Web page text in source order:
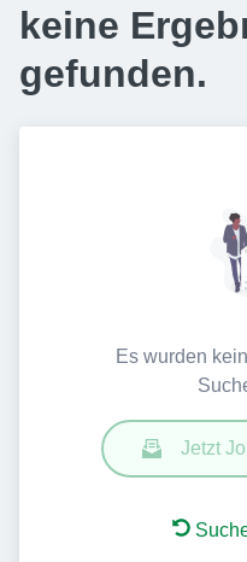
keine
gefunden.
Es wurden
Jetzt